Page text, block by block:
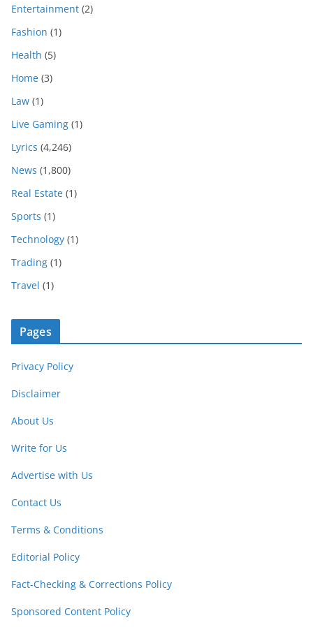
Entertainment (2)
Fashion (1)
Health (5)
Home (3)
Law (1)
Live Gaming (1)
Lyrics (4,246)
News (1,800)
Real Estate (1)
Sports (1)
Technology (1)
Trading (1)
Travel (1)
Pages
Privacy Policy
Disclaimer
About Us
Write for Us
Advertise with Us
Contact Us
Terms & Conditions
Editorial Policy
Fact-Checking & Corrections Policy
Sponsored Content Policy